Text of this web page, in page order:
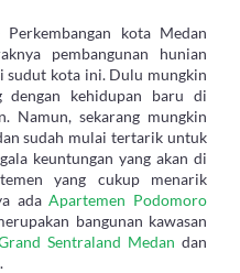
kota Medan
pembangunan hunian
sudut kota ini. Dulu mungkin
dengan kehidupan baru di
Namun, sekarang mungkin
sudah mulai tertarik untuk
keuntungan yang akan di
yang cukup menarik
adaApartemen Podomoro
bangunan kawasan
Sentraland Medan dan